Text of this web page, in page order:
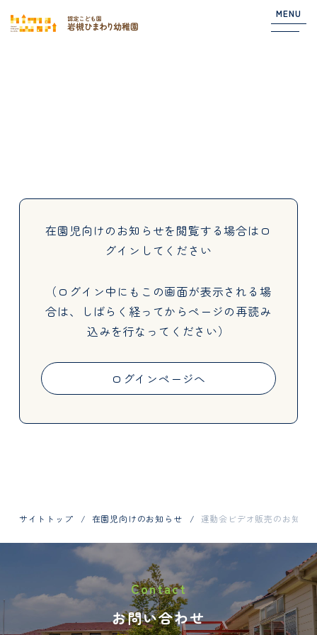
MENU
About
Activities
お問い合わせはお電話で
048-798-1404
在園児向けのお知らせを閲覧する場合は ロ
グインしてください
（ログイン中にもこの画面が表示される場
合は、しばらく経ってからページの再読み
込みを行なってください）
ログインページへ
サイトトップ 在園児向けのお知らせ 運動会ビデオ販売のお知ら
Contact
お問い合わせ